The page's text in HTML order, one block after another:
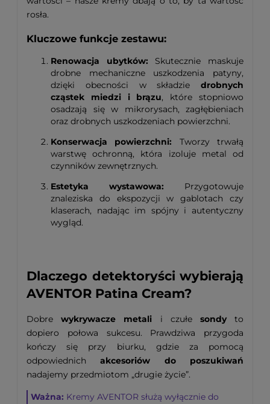
rosła.
Kluczowe funkcje zestawu:
Renowacja ubytków: Skutecznie maskuje
drobne mechaniczne uszkodzenia patyny,
dzięki obecności w składzie drobnych
cząstek miedzi i brązu, które stopniowo
osadzają się w mikrorysach, zagłębieniach
oraz drobnych uszkodzeniach powierzchni.
Konserwacja powierzchni: Tworzy trwałą
warstwę ochronną, która izoluje metal od
czynników zewnętrznych.
Estetyka wystawowa: Przygotowuje
znaleziska do ekspozycji w gablotach czy
klaserach, nadając im spójny i autentyczny
wygląd.
Dlaczego detektoryści wybierają
AVENTOR Patina Cream?
Dobrewykrywacze metali i czułe sondyto
dopiero połowa sukcesu. Prawdziwa przygoda
kończy się przy biurku, gdzie za pomocą
odpowiednichakcesoriów do poszukiwań
nadajemy przedmiotom „drugie życie”.
Ważna: Kremy AVENTOR służą wyłącznie do